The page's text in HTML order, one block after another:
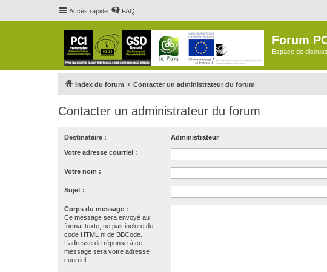
Accès rapide FAQ
Forum
Espace de
Index du forum Contacter un administrateur du forum
Contacter un administrateur du forum
Destinataire : Administrateur
Votre adresse courriel :
Votre nom :
Sujet :
Corps du message :
Ce message sera envoyé au
format texte, ne pas inclure de
code HTML ni de BBCode.
L’adresse de réponse à ce
message sera votre adresse
courriel.